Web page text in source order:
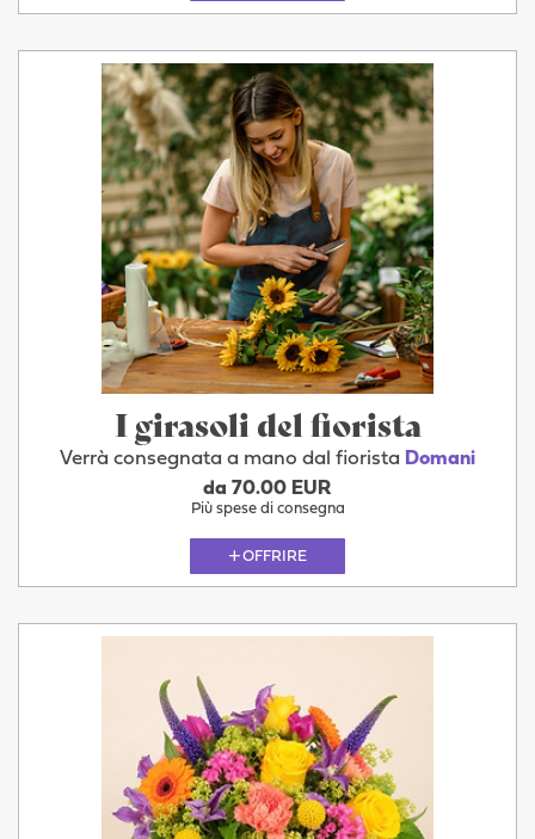
I girasoli del fiorista
Verrà consegnata a mano dal fiorista Domani
da 70.00 EUR
Più spese di consegna
OFFRIRE